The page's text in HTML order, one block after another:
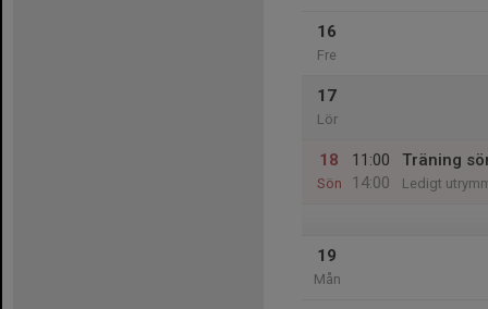
16
Fre
17
Lör
18
Sön
11:00
14:00
Träning
Ledigt
19
Mån